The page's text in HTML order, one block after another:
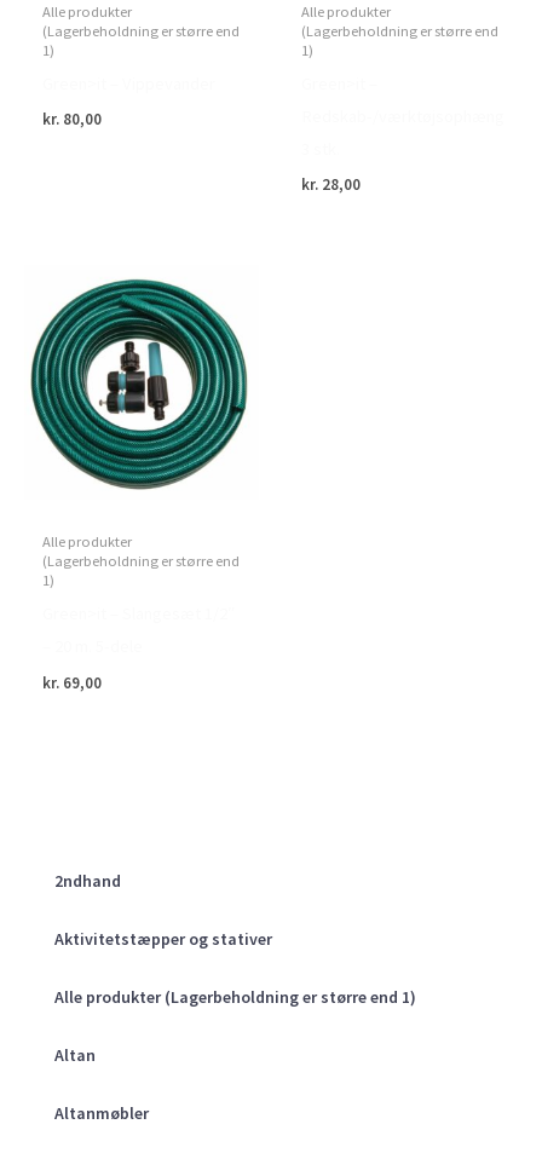
2ndhand
Aktivitetstæpper og stativer
Alle produkter (Lagerbeholdning er større end 1)
Altan
Altanmøbler
Alle produkter
(Lagerbeholdning er større end
1)
kr. 80,00
Alle produkter
(Lagerbeholdning er større end
1)
kr. 28,00
Alle produkter
(Lagerbeholdning er større end
1)
kr. 69,00